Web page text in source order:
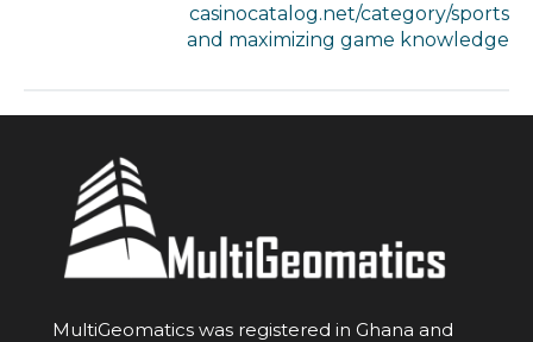
casinocatalog.net/category/sports
and maximizing game knowledge
MultiGeomatics was registered in Ghana and